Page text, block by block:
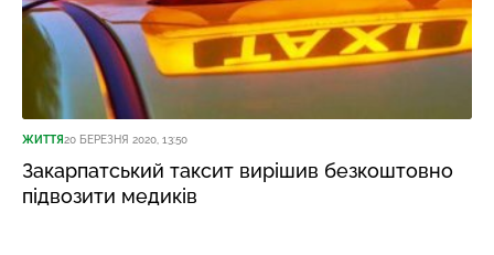
ЖИТТЯ20 БЕРЕЗНЯ 2020, 13:50
Закарпатський таксит вирішив безкоштовно
підвозити медиків